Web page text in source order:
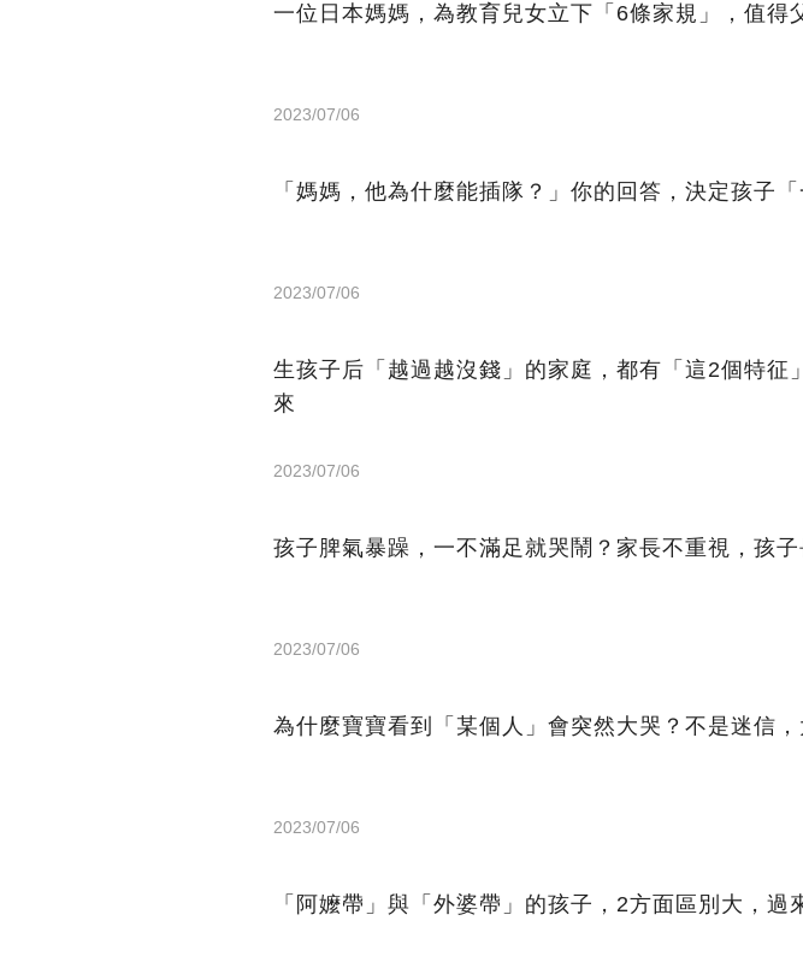
一位日本媽媽，為教育兒女立下「6條家規」，值得
2023/07/06
「媽媽，他為什麼能插隊？」你的回答，決定孩子「
2023/07/06
生孩子后「越過越沒錢」的家庭，都有「這2個特征
來
2023/07/06
孩子脾氣暴躁，一不滿足就哭鬧？家長不重視，孩
2023/07/06
為什麼寶寶看到「某個人」會突然大哭？不是迷信
2023/07/06
「阿嬤帶」與「外婆帶」的孩子，2方面區別大，過